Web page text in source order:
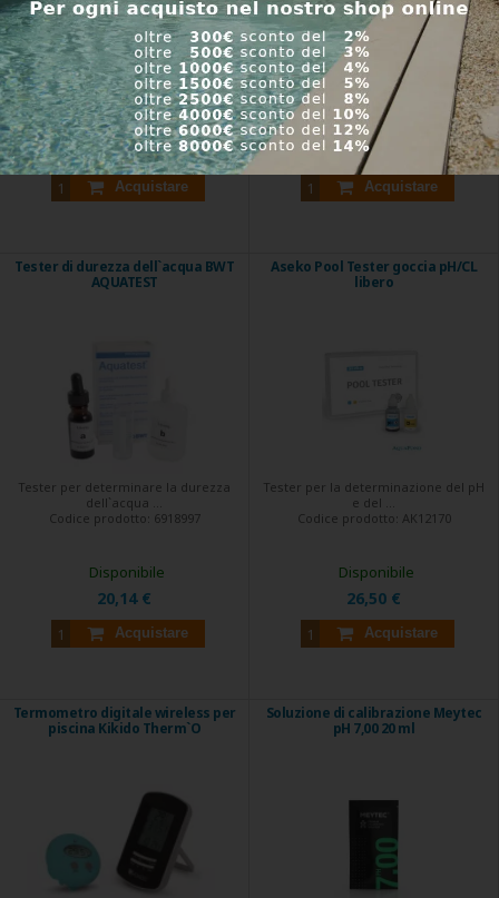
Aseko Pool Tester pH reagente
sostitutivo. ...
Codice prodotto:AK12077
7,66 €
Acquistare
Disponibile
Aseko reagente sostitutivo per Pool
Tester ...
Codice prodotto:AK12078
11,08 €
Acquistare
Disponibile
Tester di durezza dell`acqua BWT
AQUATEST
Tester per determinare la durezza
dell`acqua ...
Codice prodotto: 6918997
20,14 €
Acquistare
Disponibile
Aseko Pool Tester goccia pH/CL
libero
Tester per la determinazione del pH
e del ...
Codice prodotto: AK12170
26,50 €
Acquistare
Disponibile
Termometro digitale wireless per
piscina Kikido Therm`O
Soluzione di calibrazione Meytec
pH 7,00 20 ml